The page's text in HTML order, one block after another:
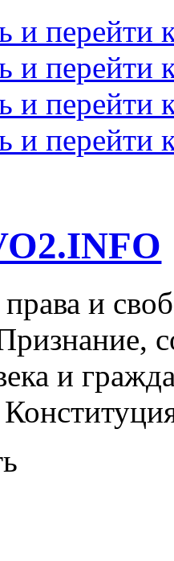
и перейти
и перейти
и перейти
и перейти
права и
и